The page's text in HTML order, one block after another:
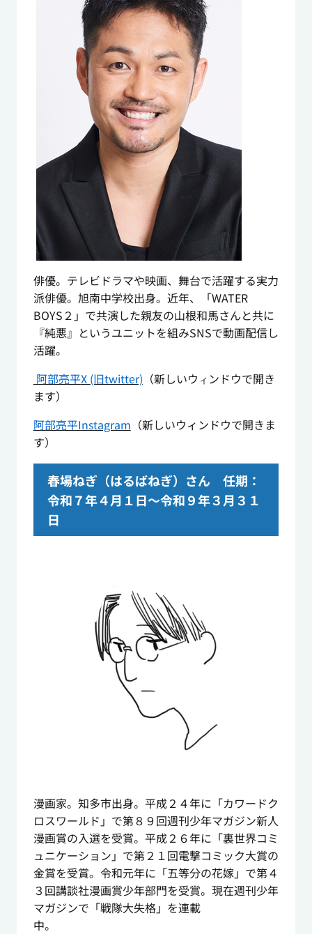
俳優。テレビドラマや映画、舞台で活躍する実力
派俳優。旭南中学校出身。近年、「WATER
BOYS２」で共演した親友の山根和馬さんと共に
『純悪』というユニットを組みSNSで動画配信し
活躍。
阿部亮平X (旧twitter) （新しいウ ィ ンドウで開き
ます）
阿部亮平Instagram （新しいウィンドウで開きま
す）
春場ねぎ（はるばねぎ）さん 任期：
令和７年４月１日～令和９年３月３１
日
漫画家。知多市出身。平成２４年に「カワードク
ロスワールド」で第８９回週刊少年マガジン新人
漫画賞の入選を受賞。平成２６年に「裏世界コミ
ュニケーション」で第２１回電撃コミック大賞の
金賞を受賞。令和元年に「五等分の花嫁」で第４
３回講談社漫画賞少年部門を受賞。現在週刊少年
マガジンで「戦隊大失格」を連載
中。